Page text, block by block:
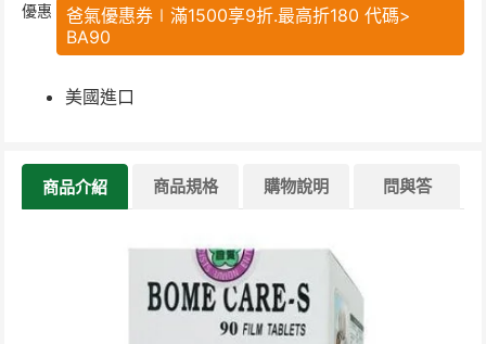
優惠
爸氣優惠券∣滿1500享9折.最高折180 代碼>
BA90
美國進口
商品介紹 商品規格 購物說明 問與答